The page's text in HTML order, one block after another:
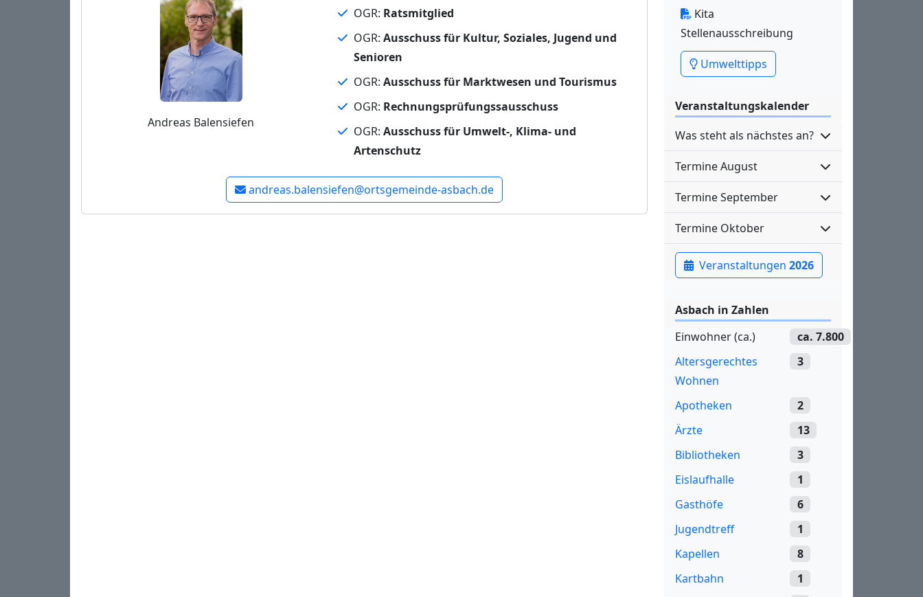
Andreas Balensiefen
OGR: Ratsmitglied
OGR: Ausschuss für Kultur, Soziales, Jugend und
Senioren
OGR: Ausschuss für Marktwesen und Tourismus
OGR: Rechnungsprüfungssausschuss
OGR: Ausschuss für Umwelt-, Klima- und
Artenschutz
andreas.balensiefen@ortsgemeinde-asbach.de
Kita
Stellenausschreibung
Umwelttipps
Veranstaltungskalender
Was steht als nächstes an?
Termine August
Termine September
Termine Oktober
Veranstaltungen 2026
Asbach in Zahlen
Einwohner (ca.)
ca. 7.800
Altersgerechtes
Wohnen
3
Apotheken
2
Ärzte
13
Bibliotheken
3
Eislaufhalle
1
Gasthöfe
6
Jugendtreff
1
Kapellen
8
Kartbahn
1